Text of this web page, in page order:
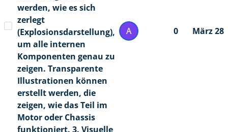
werden, wie es sich
zerlegt
(Explosionsdarstellung),
um alle internen
Komponenten genau zu
zeigen. Transparente
Illustrationen können
erstellt werden, die
zeigen, wie das Teil im
Motor oder Chassis
funktioniert. 3. Visuelle
A 0 März 28